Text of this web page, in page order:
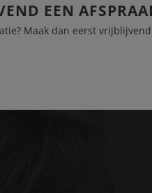
EEN
Maak dan eerst